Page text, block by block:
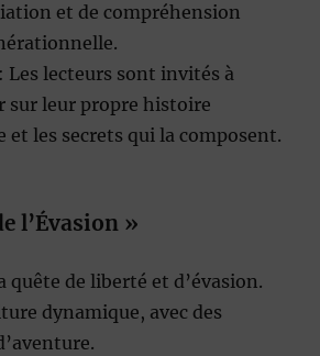
et de compréhension
: Les lecteurs sont invités à
sur leur propre histoire
et les secrets qui la composent.
l’Évasion »
quête de liberté et d’évasion.
dynamique, avec des